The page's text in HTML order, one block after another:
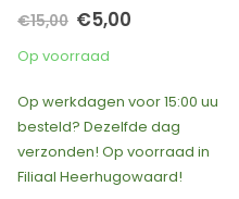
€15,00 Oorspronkelijke
was:
€5,00Huidige
Op voorraad
Op werkdagen voor 15:00 uur
besteld? Dezelfde dag
verzonden! Op voorraad in
Filiaal Heerhugowaard!